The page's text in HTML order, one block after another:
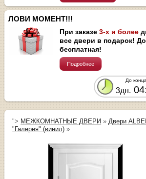
ЛОВИ МОМЕНТ!!!
При заказе3-х и более
все двери в подарок!
бесплатная!
Подробнее
До
3дн.
"> МЕЖКОМНАТНЫЕ ДВЕРИ » Двери
"Галерея" (винил) »